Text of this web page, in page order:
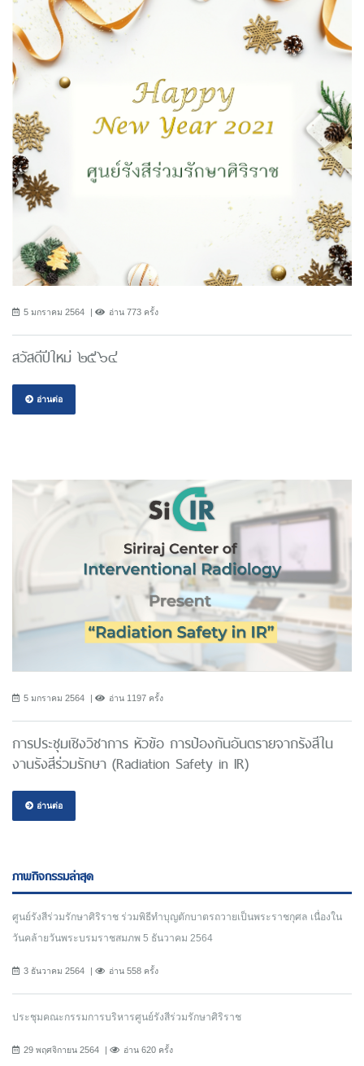
5 มกราคม 2564 อ่าน 773 ครั้ง
สวัสดีปีใหม่ ๒๕๖๔
อ่านต่อ
5 มกราคม 2564 อ่าน 1197 ครั้ง
การประชุมเชิงวิชาการ หัวข้อ การป้องกันอันตรายจากรังสีใน
งานรังสีร่วมรักษา (Radiation Safety in IR)
อ่านต่อ
ภาพกิจกรรมล่าสุด
ศูนย์รังสีร่วมรักษาศิริราช ร่วมพิธีทำบุญตักบาตรถวายเป็นพระราชกุศล เนื่องใน
วันคล้ายวันพระบรมราชสมภพ 5 ธันวาคม 2564
3 ธันวาคม 2564 อ่าน 558 ครั้ง
ประชุมคณะกรรมการบริหารศูนย์รังสีร่วมรักษาศิริราช
29 พฤศจิกายน 2564 อ่าน 620 ครั้ง